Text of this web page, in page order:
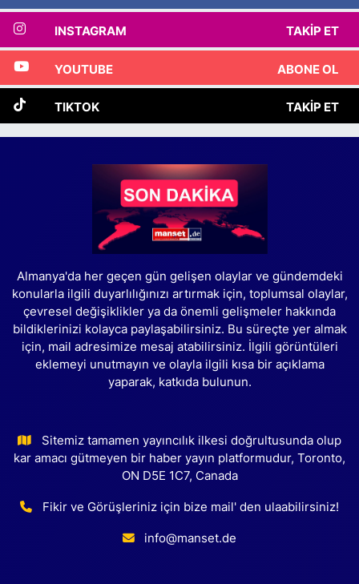
INSTAGRAM TAKIP ET
YOUTUBE ABONE OL
TIKTOK TAKIP ET
Almanya'da her geçen gün gelişen olaylar ve gündemdeki
konularla ilgili duyarlılığınızı artırmak için, toplumsal olaylar,
çevresel değişiklikler ya da önemli gelişmeler hakkında
bildiklerinizi kolayca paylaşabilirsiniz. Bu süreçte yer almak
için, mail adresimize mesaj atabilirsiniz. İlgili görüntüleri
eklemeyi unutmayın ve olayla ilgili kısa bir açıklama
yaparak, katkıda bulunun.
Sitemiz tamamen yayıncılık ilkesi doğrultusunda olup
kar amacı gütmeyen bir haber yayın platformudur, Toronto,
ON D5E 1C7, Canada
Fikir ve Görüşleriniz için bize mail' den ulaabilirsiniz!
info@manset.de